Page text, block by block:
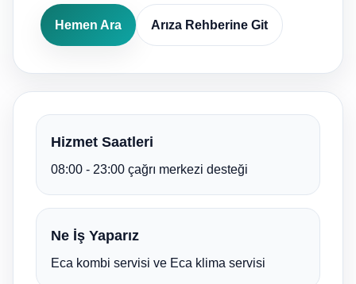
Hemen Ara Arıza Rehberine Git
Hizmet Saatleri
08:00 - 23:00 çağrı merkezi desteği
Ne İş Yaparız
Eca kombi servisi ve Eca klima servisi